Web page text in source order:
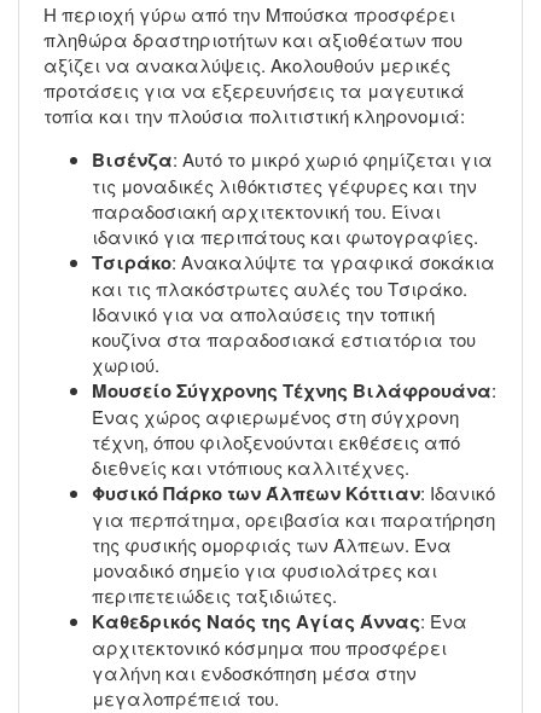
Η περιοχή γύρω από την Μπούσκα προσφέρει
πληθώρα δραστηριοτήτων και αξιοθέατων που
αξίζει να ανακαλύψεις. Ακολουθούν μερικές
προτάσεις για να εξερευνήσεις τα μαγευτικά
τοπία και την πλούσια πολιτιστική κληρονομιά:
Βισένζα: Αυτό το μικρό χωριό φημίζεται για
τις μοναδικές λιθόκτιστες γέφυρες και την
παραδοσιακή αρχιτεκτονική του. Είναι
ιδανικό για περιπάτους και φωτογραφίες.
Τσιράκο: Ανακαλύψτε τα γραφικά σοκάκια
και τις πλακόστρωτες αυλές του Τσιράκο.
Ιδανικό για να απολαύσεις την τοπική
κουζίνα στα παραδοσιακά εστιατόρια του
χωριού.
Μουσείο Σύγχρονης Τέχνης Βιλάφρουάνα:
Ένας χώρος αφιερωμένος στη σύγχρονη
τέχνη, όπου φιλοξενούνται εκθέσεις από
διεθνείς και ντόπιους καλλιτέχνες.
Φυσικό Πάρκο των Άλπεων Κόττιαν: Ιδανικό
για περπάτημα, ορειβασία και παρατήρηση
της φυσικής ομορφιάς των Άλπεων. Ένα
μοναδικό σημείο για φυσιολάτρες και
περιπετειώδεις ταξιδιώτες.
Καθεδρικός Ναός της Αγίας Άννας: Ένα
αρχιτεκτονικό κόσμημα που προσφέρει
γαλήνη και ενδοσκόπηση μέσα στην
μεγαλοπρέπειά του.